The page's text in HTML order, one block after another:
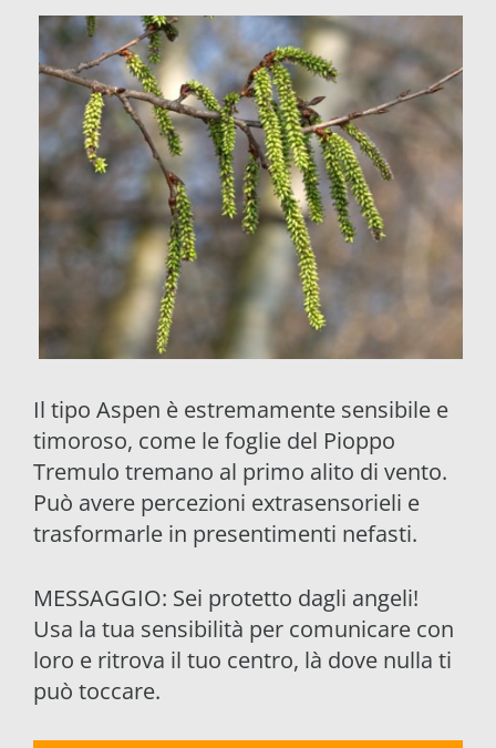
Il tipo Aspen è estremamente sensibile e
timoroso, come le foglie del Pioppo
Tremulo tremano al primo alito di vento.
Può avere percezioni extrasensorieli e
trasformarle in presentimenti nefasti.
MESSAGGIO: Sei protetto dagli angeli!
Usa la tua sensibilità per comunicare con
loro e ritrova il tuo centro, là dove nulla ti
può toccare.